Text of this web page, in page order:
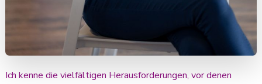
Ich kenne die vielfältigen Herausforderungen, vor denen